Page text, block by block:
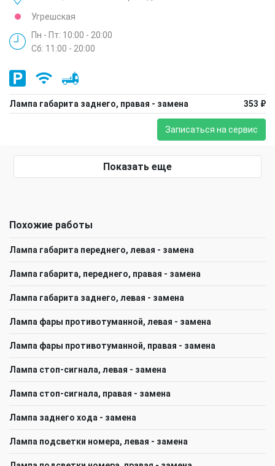
Угрешская
Пн - Пт: 10:00 - 20:00
Сб: 11:00 - 20:00
Лампа габарита заднего, правая - замена 353 ₽
Записаться на сервис
Показать еще
Похожие работы
Лампа габарита переднего, левая - замена
Лампа габарита, переднего, правая - замена
Лампа габарита заднего, левая - замена
Лампа фары противотуманной, левая - замена
Лампа фары противотуманной, правая - замена
Лампа стоп-сигнала, левая - замена
Лампа стоп-сигнала, правая - замена
Лампа заднего хода - замена
Лампа подсветки номера, левая - замена